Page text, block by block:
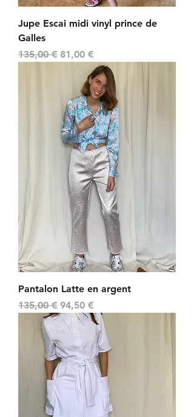
Jupe Escai midi vinyl prince de
Galles
Prix original
135,00 € Prix promotionnel
81,00 €
Pantalon Latte en argent
Prix original
135,00 € Prix promotionnel
94,50 €